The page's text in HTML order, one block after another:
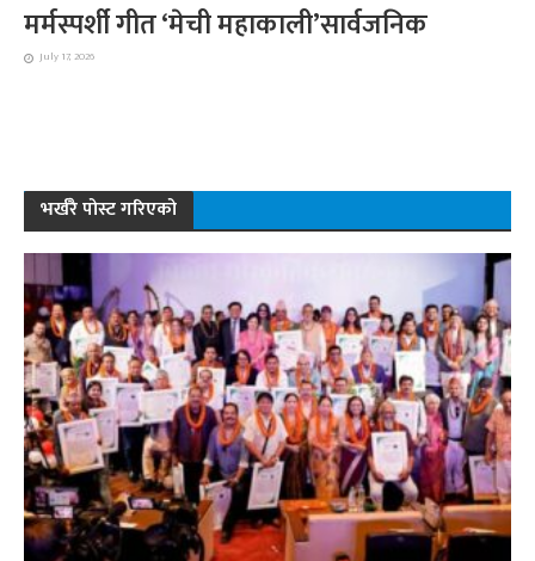
मर्मस्पर्शी गीत ‘मेची महाकाली’सार्वजनिक
July 17, 2026
भर्खरै पोस्ट गरिएको